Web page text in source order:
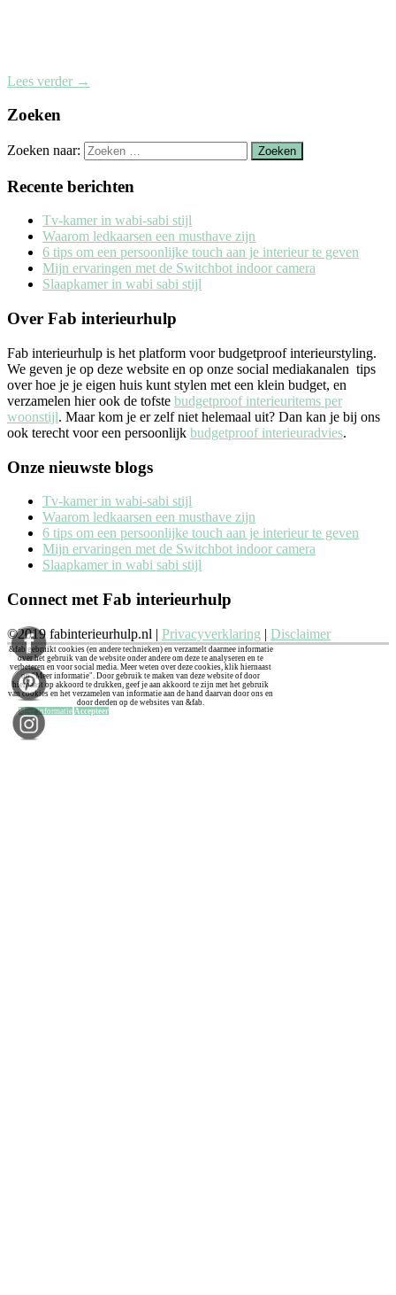
Lees verder →
Zoeken
Zoeken naar:
Recente berichten
Tv-kamer in wabi-sabi stijl
Waarom ledkaarsen een musthave zijn
6 tips om een persoonlijke touch aan je interieur te geven
Mijn ervaringen met de Switchbot indoor camera
Slaapkamer in wabi sabi stijl
Over Fab interieurhulp
Fab interieurhulp is het platform voor budgetproof interieurstyling.
We geven je op deze website en op onze social mediakanalen tips
over hoe je je eigen huis kunt stylen met een klein budget, en
verzamelen hier ook de tofste budgetproof interieuritems per
woonstijl. Maar kom je er zelf niet helemaal uit? Dan kan je bij ons
ook terecht voor een persoonlijk budgetproof interieuradvies.
Onze nieuwste blogs
Tv-kamer in wabi-sabi stijl
Waarom ledkaarsen een musthave zijn
6 tips om een persoonlijke touch aan je interieur te geven
Mijn ervaringen met de Switchbot indoor camera
Slaapkamer in wabi sabi stijl
Connect met Fab interieurhulp
©2019 fabinterieurhulp.nl | Privacyverklaring | Disclaimer
&fab gebruikt cookies (en andere technieken) en verzamelt daarmee informatie
over het gebruik van de website onder andere om deze te analyseren en te
verbeteren en voor social media. Meer weten over deze cookies, klik hiernaast
op "Meer informatie". Door gebruik te maken van deze website of door
hiernaast op akkoord te drukken, geef je aan akkoord te zijn met het gebruik
van cookies en het verzamelen van informatie aan de hand daarvan door ons en
door derden op de websites van &fab.
Meer informatie Accepteer